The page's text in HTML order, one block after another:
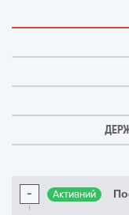
- Активний